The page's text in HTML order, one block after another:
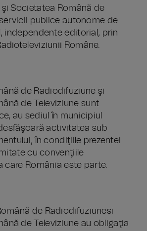
Societatea Română de
servicii publice autonome de
independente editorial, prin
Române.
de Radiodifuziune şi
de Televiziune sunt
au sediul în municipiul
activitatea sub
în condiţiile prezentei
cu convenţiile
care România este parte.
de Radiodifuziunesi
de Televiziune au obligaţia